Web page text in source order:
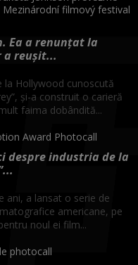
Ea a renunțat la
reușit...
la Hollywood cunoscută
și-a construit o carieră
faima dobândită...
despre industria de la
ani, a lansat o serie de
americane, pe
noul ei film...